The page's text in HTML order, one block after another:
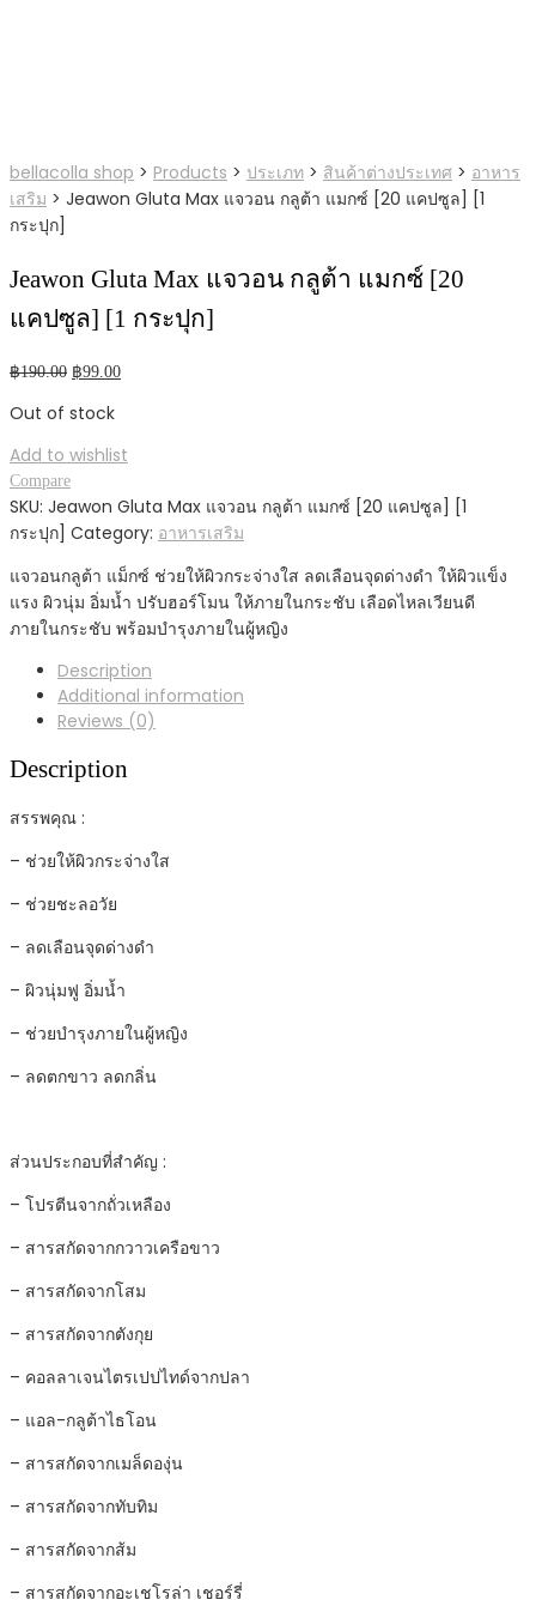
bellacolla shop > Products > ประเภท > สินค้าต่างประเทศ > อาหาร
เสริม > Jeawon Gluta Max แจวอน กลูต้า แมกซ์ [20 แคปซูล] [1
กระปุก]
Jeawon Gluta Max แจวอน กลูต้า แมกซ์ [20
แคปซูล] [1 กระปุก]
฿190.00 Original
was:
฿190.00.
฿99.00Current
฿99.00.
Out of stock
Add to wishlist
Compare
SKU: Jeawon Gluta Max แจวอน กลูต้า แมกซ์ [20 แคปซูล] [1
กระปุก] Category: อาหารเสริม
แจวอนกลูต้า แม็กซ์ ช่วยให้ผิวกระจ่างใส ลดเลือนจุดด่างดำ ให้ผิวแข็ง
แรง ผิวนุ่ม อิ่มน้ำ ปรับฮอร์โมน ให้ภายในกระชับ เลือดไหลเวียนดี
ภายในกระชับ พร้อมบำรุงภายในผู้หญิง
Description
Additional information
Reviews (0)
Description
สรรพคุณ :
– ช่วยให้ผิวกระจ่างใส
– ช่วยชะลอวัย
– ลดเลือนจุดด่างดำ
– ผิวนุ่มฟู อิ่มน้ำ
– ช่วยบำรุงภายในผู้หญิง
– ลดตกขาว ลดกลิ่น
ส่วนประกอบที่สำคัญ :
– โปรตีนจากถั่วเหลือง
– สารสกัดจากกวาวเครือขาว
– สารสกัดจากโสม
– สารสกัดจากตังกุย
– คอลลาเจนไตรเปปไทด์จากปลา
– แอล-กลูต้าไธโอน
– สารสกัดจากเมล็ดองุ่น
– สารสกัดจากทับทิม
– สารสกัดจากส้ม
– สารสกัดจากอะเชโรล่า เชอร์รี่